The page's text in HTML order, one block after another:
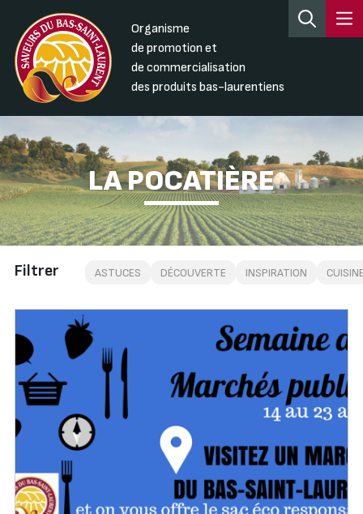
Organisme
de promotion et
de commercialisation
des produits bas-laurentiens
LA POCATIÈRE
Filtrer ASTUCES DÉCOUVERTE INSPIRATION